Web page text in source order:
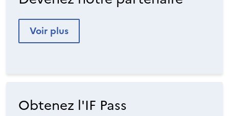
Voir plus
Obtenez l'IF Pass